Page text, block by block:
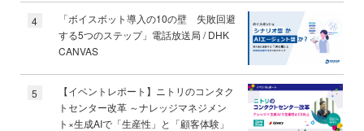
4
「ボイスボット導入の10の壁 失敗回避
する5つのステップ」電話放送局 / DHK
CANVAS
5
【イベントレポート】ニトリのコンタク
トセンター改革 ～ナレッジマネジメン
ト×生成AIで「生産性」と「顧客体験」